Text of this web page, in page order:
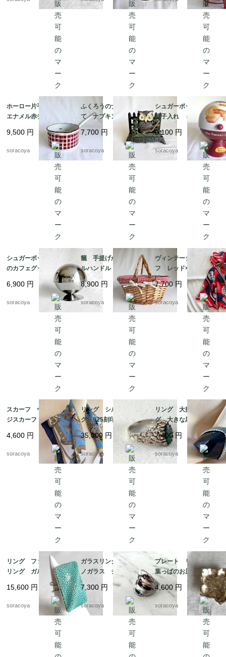
ホーロー片手鍋 白
エナメル赤チェック
ダミエ BB社 19kw
m11
9,500 円
soracoya
ふくろうのナプキンた
て ナプキンスタン
ド ナプキンホルダ
ー アイアン 鉄製
レターラック 12twet6
7,700 円
soracoya
シュガーポット型 お
菓子入れ ミニフィナ
ンシェオレンジの缶
ビスキュイテリエ・
ド・ブルゴーニュ マ
ドレーヌ広告 12kwe
9,100円
soracoya
シュガーポット パリ
のカフェグッズ お砂
糖入れ ドーム型 カ
フェインテリア 12twd
6,900 円
soracoya
籠 手提げかご ダブ
ルハンドル バスケッ
ト パニエ ピクニッ
ク 12otek18
8,900 円
soracoya
ヴィンテージスカー
フ レッド×ネイビー
バルーン ドット柄
シルク フランス 19
acm31-5
7,700円
soracoya
スカーフ ヴィンテー
ジスカーフ ネイビー
フレーム 馬 騎兵隊
12acet15
4,600 円
soracoya
リング シルバーリン
グ 925刻印 クジャ
ク石 マラカート 13
号 グリーンマーブル
ストーン 銀細工 天
然石
35,000 円
soracoya
リング 大振りリン
グ 大きな黒い飾り 1
4号 12acef15
7,400円
soracoya
リング ファッション
リング ガルーシャ
スティングレイ エイ
革 スクウェアモチー
フ 9-10号フリーサイ
15,600 円
soracoya
ガラスリング ムラー
ノガラス シルバーベ
ース 12号 メタリッ
クカラー 12acen15-2
7,300 円
soracoya
プレート リーフ型
葉っぱのお皿 WMF
ぶどうの葉っぱ 12ot
em10
4,600 円
soracoya